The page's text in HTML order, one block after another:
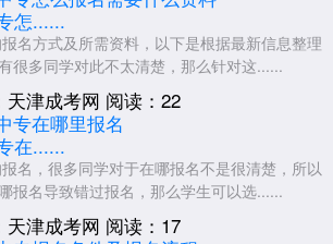
怎......
名方式及所需资料，以下是根据最新信息整理
很多同学对此不太清楚，那么针对这......
天津成考网 阅读：22
在......
名，很多同学对于在哪报名不是很清楚，所以
报名导致错过报名，那么学生可以选......
天津成考网 阅读：17